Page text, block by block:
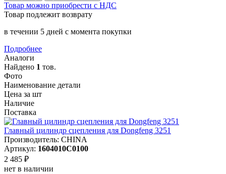
Товар можно приобрести с НДС
Товар подлежит возврату
в течении 5 дней с момента покупки
Подробнее
Аналоги
Найдено 1 тов.
Фото
Наименование детали
Цена за шт
Наличие
Поставка
Главный цилиндр сцепления для Dongfeng 3251
Производитель: CHINA
Артикул: 1604010C0100
2 485 ₽
нет в наличии